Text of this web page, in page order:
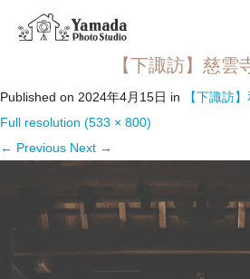
【下諏訪】慈雲
Published on 2024年4月15日 in
【下諏訪
Full resolution (533 × 800)
← Previous Next →